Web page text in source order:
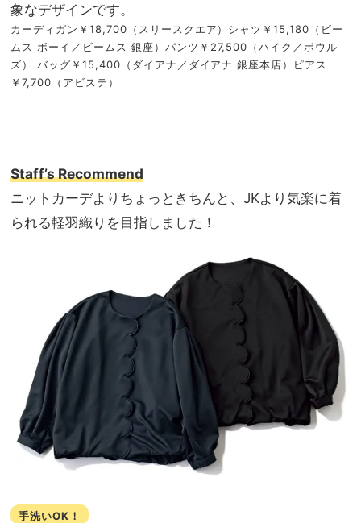
象なデザインです。
カーディガン￥18,700（スリースクエア）シャツ￥15,180（ビー
ムス ボーイ／ビームス 銀座）パンツ￥27,500（ハイク／ボウル
ズ） バッグ￥15,400（ダイアナ／ダイアナ 銀座本店）ピアス
￥7,700（アビステ）
Staff’s Recommend
ニットカーデよりちょっときちんと、JKより気楽に着
られる軽羽織りを目指しました！
手洗いOK！